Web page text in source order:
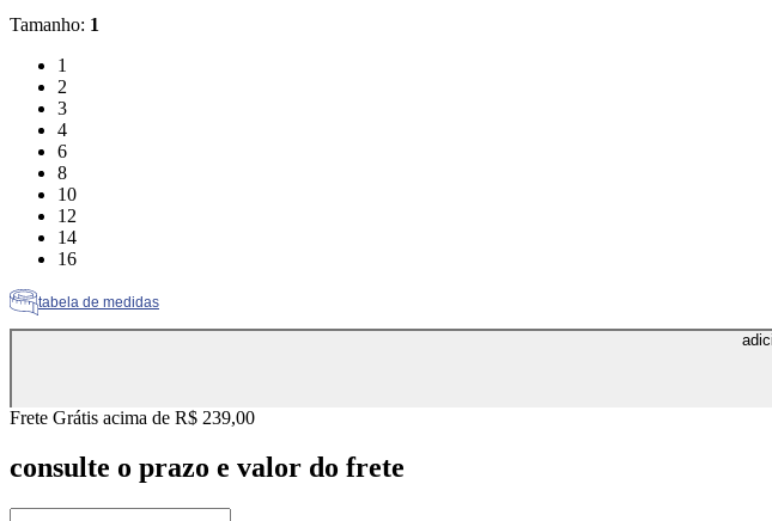
Tamanho: 1
Tamanho: 1
1
Tamanho: 2
2
Tamanho: 3
3
Tamanho: 4
4
Tamanho: 6
6
Tamanho: 8
8
Tamanho: 10
10
Tamanho: 12
12
Tamanho: 14
14
Tamanho: 16
16
tabela de medidas
Frete Grátis acima de R$ 239,00
consulte o prazo e valor do frete